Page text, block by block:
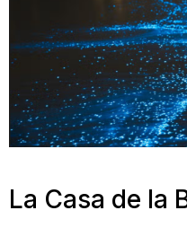
La Casa de la